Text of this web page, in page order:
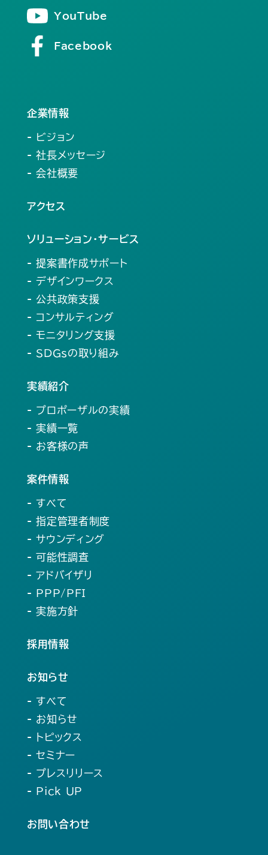
YouTube
Facebook
企業情報
- ビジョン
- 社長メッセージ
- 会社概要
アクセス
ソリューション・サービス
- 提案書作成サポート
- デザインワークス
- 公共政策支援
- コンサルティング
- モニタリング支援
- SDGsの取り組み
実績紹介
- プロポーザルの実績
- 実績一覧
- お客様の声
案件情報
- すべて
- 指定管理者制度
- サウンディング
- 可能性調査
- アドバイザリ
- PPP/PFI
- 実施方針
採用情報
お知らせ
- すべて
- お知らせ
- トピックス
- セミナー
- プレスリリース
- Pick UP
お問い合わせ